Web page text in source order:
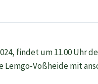
findet um 11.00
Lemgo-Voßheide mit